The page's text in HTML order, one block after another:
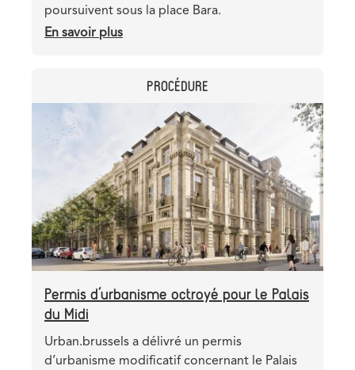
poursuivent sous la place Bara.
En savoir plus
terre,
les
avancées
se
multiplient
PROCÉDURE
Header
image
Permis d’urbanisme octroyé pour le Palais
du Midi
Teaser
Urban.brussels a délivré un permis
d’urbanisme modificatif concernant le Palais